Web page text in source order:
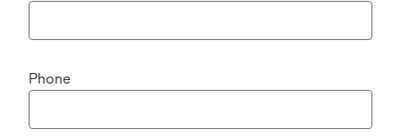
Phone